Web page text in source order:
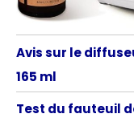
Avis sur le
165 ml
Test du fauteuil